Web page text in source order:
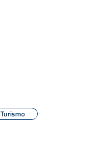
Turismo